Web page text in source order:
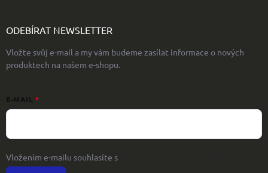
ODEBÍRAT NEWSLETTER
Vložte svůj e-mail a my vám budeme zasílat informace o nových
produktech na našem e-shopu.
E-MAIL
Vložením e-mailu souhlasíte s